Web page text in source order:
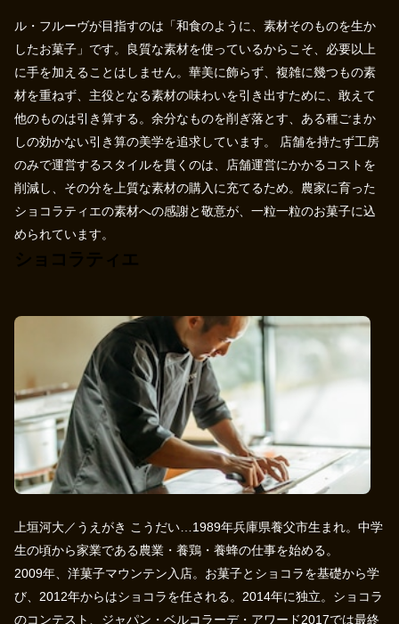
ル・フルーヴが目指すのは「和食のように、素材そのものを生か
したお菓子」です。良質な素材を使っているからこそ、必要以上
に手を加えることはしません。華美に飾らず、複雑に幾つもの素
材を重ねず、主役となる素材の味わいを引き出すために、敢えて
他のものは引き算する。余分なものを削ぎ落とす、ある種ごまか
しの効かない引き算の美学を追求しています。 店舗を持たず工房
のみで運営するスタイルを貫くのは、店舗運営にかかるコストを
削減し、その分を上質な素材の購入に充てるため。農家に育った
ショコラティエの素材への感謝と敬意が、一粒一粒のお菓子に込
められています。
上垣河大／うえがき こうだい…1989年兵庫県養父市生まれ。中学
生の頃から家業である農業・養鶏・養蜂の仕事を始める。
2009年、洋菓子マウンテン入店。お菓子とショコラを基礎から学
び、2012年からはショコラを任される。2014年に独立。ショコラ
のコンテスト、ジャパン・ベルコラーデ・アワード2017では最終